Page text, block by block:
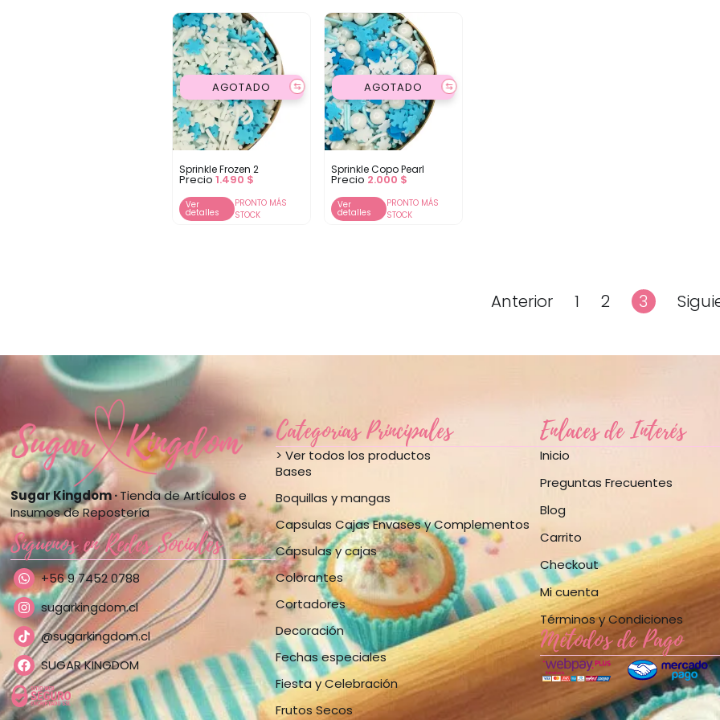
⇆
AGOTADO
Sprinkle Frozen 2
Precio1.490 $
Ver
detalles
PRONTO MÁS
STOCK
⇆
AGOTADO
Sprinkle Copo Pearl
Precio 2.000 $
Ver
detalles
PRONTO MÁS
STOCK
Anterior 1 2 3
Sugar Kingdom ·Tienda de Artículos e
Insumos de Repostería
Síguenos en Redes Sociales
+56 9 7452 0788
sugarkingdom.cl
@sugarkingdom.cl
SUGAR KINGDOM
Categorías Principales
> Ver todos los productos
Bases
Boquillas y mangas
Capsulas Cajas Envases y Complementos
Cápsulas y cajas
Colorantes
Cortadores
Decoración
Fechas especiales
Fiesta y Celebración
Frutos Secos
Enlaces de Interés
Inicio
Preguntas Frecuentes
Blog
Carrito
Checkout
Mi cuenta
Términos y Condiciones
Métodos de Pago